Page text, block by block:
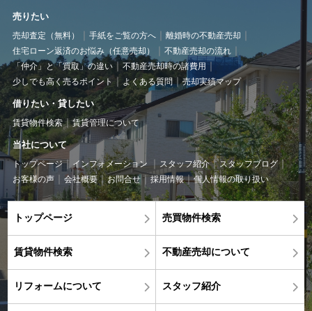
売りたい
売却査定（無料） 手紙をご覧の方へ
離婚時の不動産売却
住宅ローン返済のお悩み（任意売却）
不動産売却の流れ
「仲介」と「買取」の違い
不動産売却時の諸費用
少しでも高く売るポイント
よくある質問 売却実績マップ
借りたい・貸したい
賃貸物件検索 賃貸管理について
当社について
トップページ インフォメーション スタッフ紹介
スタッフブログ
お客様の声
会社概要 お問合せ 採用情報 個人情報の取り扱い
トップページ 売買物件検索
賃貸物件検索 不動産売却について
リフォームについて スタッフ紹介